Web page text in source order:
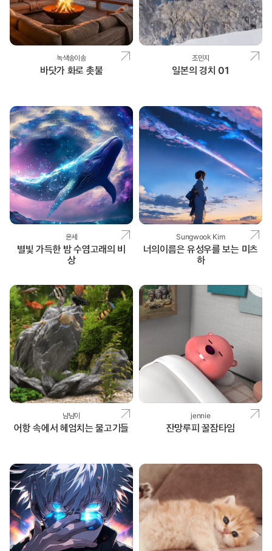
녹색송이송
바닷가 화로 촛불
조민지
일본의 경치 01
윤세
별빛 가득한 밤 수염고래의 비
상
Sungwook Kim
너의이름은 유성우를 보는 미츠
하
냠냠이
어항 속에서 헤엄치는 물고기들
jennie
잔망루피 꿀잠타임